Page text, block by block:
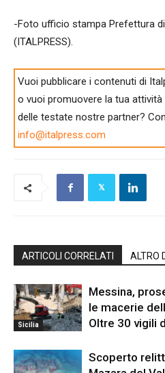
-Foto ufficio stampa Prefettura
(ITALPRESS).
Vuoi pubblicare i contenuti di
o vuoi promuovere la tua
delle testate nostre partner?
info@italpress.com
ARTICOLI CORRELATI ALTRO
Sicilia
Messina,
le macerie
Oltre 30 vigili
Scoperto